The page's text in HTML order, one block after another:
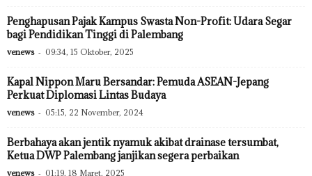
Penghapusan Pajak Kampus Swasta Non-Profit: Udara Segar
bagi Pendidikan Tinggi di Palembang
venews - 09:34, 15 Oktober, 2025
Kapal Nippon Maru Bersandar: Pemuda ASEAN-Jepang
Perkuat Diplomasi Lintas Budaya
venews - 05:15, 22 November, 2024
Berbahaya akan jentik nyamuk akibat drainase tersumbat,
Ketua DWP Palembang janjikan segera perbaikan
venews - 01:19, 18 Maret, 2025